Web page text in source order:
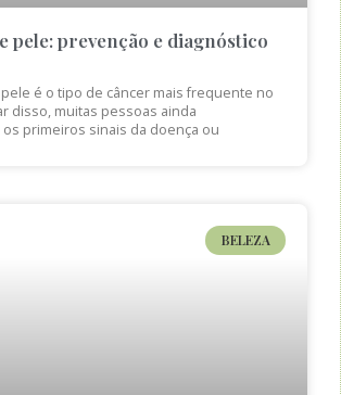
pele: prevenção e diagnóstico
é o tipo de câncer mais frequente no
disso, muitas pessoas ainda
primeiros sinais da doença ou
BELEZA